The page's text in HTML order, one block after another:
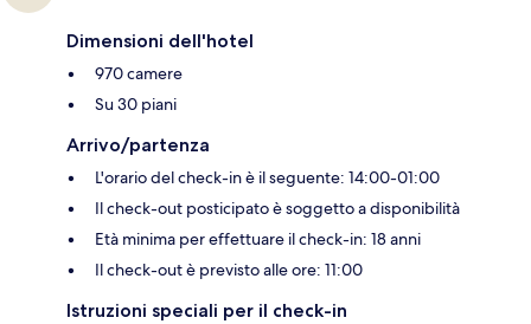
Dimensioni dell'hotel
970 camere
Su 30 piani
Arrivo/partenza
L'orario del check-in è il seguente: 14:00-01:00
Il check-out posticipato è soggetto a disponibilità
Età minima per effettuare il check-in: 18 anni
Il check-out è previsto alle ore: 11:00
Istruzioni speciali per il check-in